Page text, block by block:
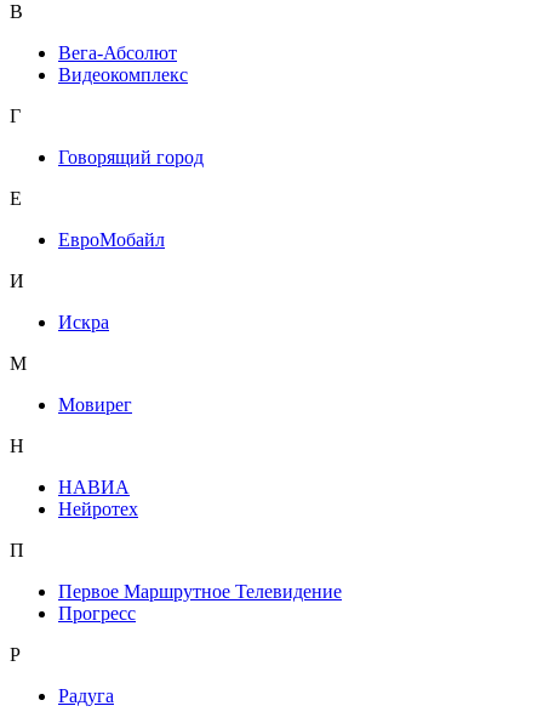
В
Вега-Абсолют
Видеокомплекс
Г
Говорящий город
Е
ЕвроМобайл
И
Искра
М
Мовирег
Н
НАВИА
Нейротех
П
Первое Маршрутное Телевидение
Прогресс
Р
Радуга